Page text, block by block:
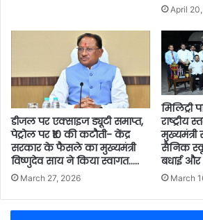
April
डीजल पर एक्साइज ड्यूटी समाप्त,
पेट्रोल पर ₹10 की कटौती- केंद्र
सरकार के फैसले का मुख्यमंत्री
विष्णुदेव साय ने किया स्वागत…..
March 27, 2026
मिलिट्री
राष्ट्रीय
मुख्यमंत्री
सैनिक
बधाई
March